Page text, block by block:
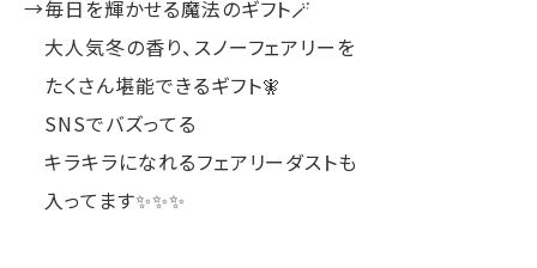
→毎日を輝かせる魔法のギフト🪄
大人気冬の香り、スノーフェアリーを
たくさん堪能できるギフト🧚
SNSでバズってる
キラキラになれるフェアリーダストも
入ってます✨✨✨